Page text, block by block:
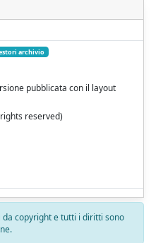
archivio
pubblicata con il layout
reserved)
copyright e tutti i diritti sono